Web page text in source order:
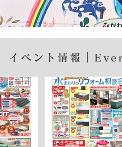
イベント情報｜